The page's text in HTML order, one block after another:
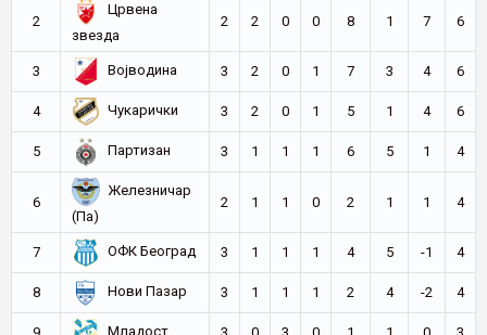
2
Црвена
звезда
2 2 0 0 8 1 7 6
3 Војводина 3 2 0 1 7 3 4 6
4 Чукарички 3 2 0 1 5 1 4 6
5 Партизан 3 1 1 1 6 5 1 4
6
Железничар
(Па)
2 1 1 0 2 1 1 4
7 ОФК Београд 3 1 1 1 4 5 -1 4
8 Нови Пазар 3 1 1 1 2 4 -2 4
Младост